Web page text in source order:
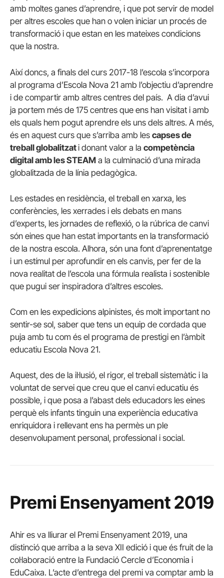
amb moltes ganes d’aprendre, i que pot servir de model
per altres escoles que han o volen iniciar un procés de
transformació i que estan en les mateixes condicions
que la nostra.
Així doncs, a finals del curs 2017-18 l’escola s’incorpora
al programa d’Escola Nova 21 amb l’objectiu d’aprendre
i de compartir amb altres centres del país. A dia d’avui
ja portem més de 175 centres que ens han visitat i amb
els quals hem pogut aprendre els uns dels altres. A més,
és en aquest curs que s’arriba amb les capses de
treball globalitzati donant valor a la competència
digital amb les STEAM a la culminació d’una mirada
globalitzada de la línia pedagògica.
Les estades en residència, el treball en xarxa, les
conferències, les xerrades i els debats en mans
d’experts, les jornades de reflexió, o la rúbrica de canvi
són eines que han estat importants en la transformació
de la nostra escola. Alhora, són una font d’aprenentatge
i un estímul per aprofundir en els canvis, per fer de la
nova realitat de l’escola una fórmula realista i sostenible
que pugui ser inspiradora d’altres escoles.
Com en les expedicions alpinistes, és molt important no
sentir-se sol, saber que tens un equip de cordada que
puja amb tu com és el programa de prestigi en l’àmbit
educatiu Escola Nova 21.
Aquest, des de la il·lusió, el rigor, el treball sistemàtic i la
voluntat de servei que creu que el canvi educatiu és
possible, i que posa a l’abast dels educadors les eines
perquè els infants tinguin una experiència educativa
enriquidora i rellevant ens ha permès un ple
desenvolupament personal, professional i social.
Premi Ensenyament 2019
Ahir es va lliurar el Premi Ensenyament 2019, una
distinció que arriba a la seva XII edició i que és fruit de la
col·laboració entre la Fundació Cercle d’Economia i
EduCaixa. L’acte d’entrega del premi va comptar amb la